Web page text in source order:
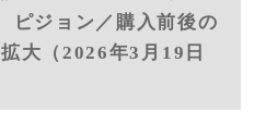
ジョン／購入前後の
大（2026年3月19日